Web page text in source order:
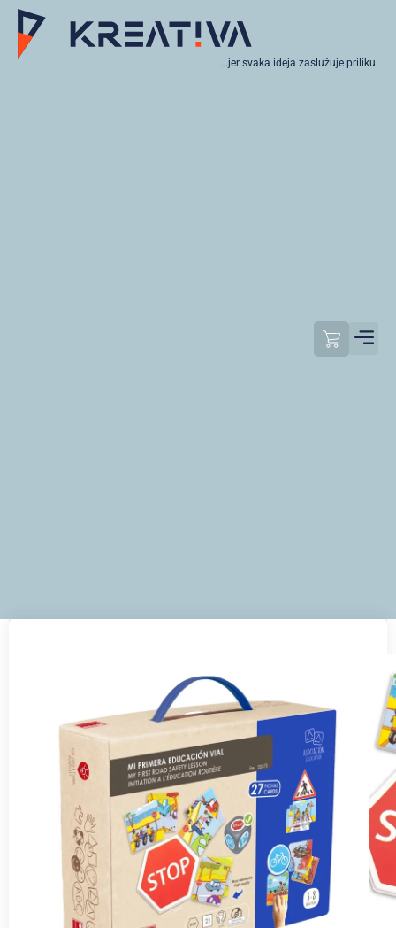
…jer svaka ideja zaslužuje priliku.